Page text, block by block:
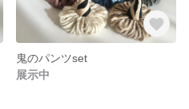
鬼のパンツset
展示中